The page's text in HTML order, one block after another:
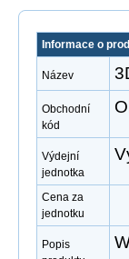
Informace o
Název
Obchodní
kód
Výdejní
jednotka
Cena za
jednotku
Popis